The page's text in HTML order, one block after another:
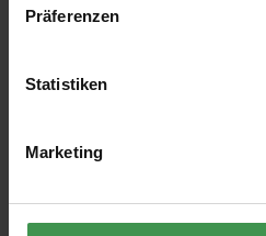
Präferenzen
Statistiken
Marketing